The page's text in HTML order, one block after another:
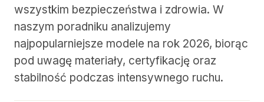
wszystkim bezpieczeństwa i zdrowia. W
naszym poradniku analizujemy
najpopularniejsze modele na rok 2026, biorąc
pod uwagę materiały, certyfikację oraz
stabilność podczas intensywnego ruchu.